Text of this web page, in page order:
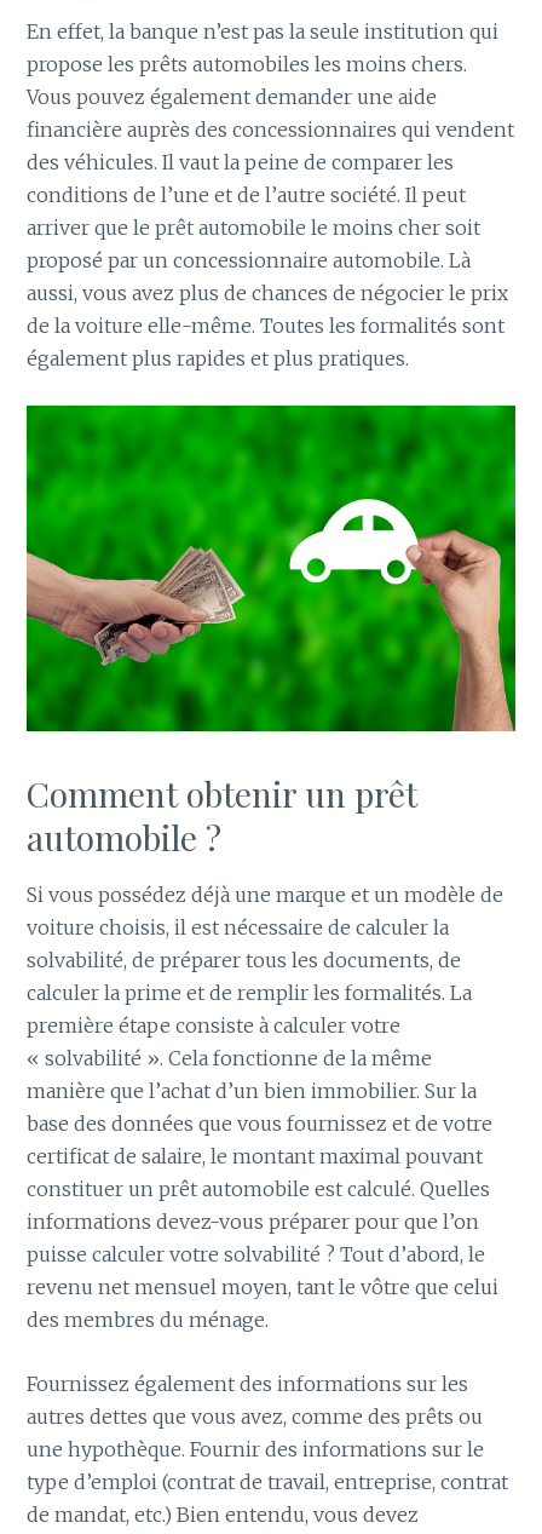
En effet, la banque n’est pas la seule institution qui
propose les prêts automobiles les moins chers.
Vous pouvez également demander une aide
financière auprès des concessionnaires qui vendent
des véhicules. Il vaut la peine de comparer les
conditions de l’une et de l’autre société. Il peut
arriver que le prêt automobile le moins cher soit
proposé par un concessionnaire automobile. Là
aussi, vous avez plus de chances de négocier le prix
de la voiture elle-même. Toutes les formalités sont
également plus rapides et plus pratiques.
Comment obtenir un prêt
automobile ?
Si vous possédez déjà une marque et un modèle de
voiture choisis, il est nécessaire de calculer la
solvabilité, de préparer tous les documents, de
calculer la prime et de remplir les formalités. La
première étape consiste à calculer votre
« solvabilité ». Cela fonctionne de la même
manière que l’achat d’un bien immobilier. Sur la
base des données que vous fournissez et de votre
certificat de salaire, le montant maximal pouvant
constituer un prêt automobile est calculé. Quelles
informations devez-vous préparer pour que l’on
puisse calculer votre solvabilité ? Tout d’abord, le
revenu net mensuel moyen, tant le vôtre que celui
des membres du ménage.
Fournissez également des informations sur les
autres dettes que vous avez, comme des prêts ou
une hypothèque. Fournir des informations sur le
type d’emploi (contrat de travail, entreprise, contrat
de mandat, etc.) Bien entendu, vous devez